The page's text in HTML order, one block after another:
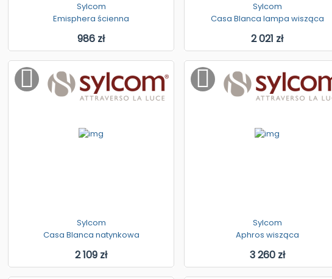
Sylcom
Emisphera ścienna
986 zł
Sylcom
Casa Blanca lampa wisząca
2 021 zł
Sylcom
Casa Blanca natynkowa
2 109 zł
Sylcom
Aphros wisząca
3 260 zł